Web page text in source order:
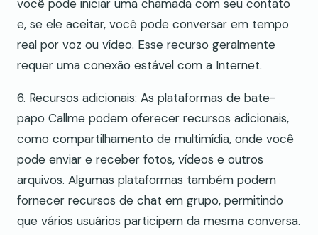
você pode iniciar uma chamada com seu contato
e, se ele aceitar, você pode conversar em tempo
real por voz ou vídeo. Esse recurso geralmente
requer uma conexão estável com a Internet.
6. Recursos adicionais: As plataformas de bate-
papo Callme podem oferecer recursos adicionais,
como compartilhamento de multimídia, onde você
pode enviar e receber fotos, vídeos e outros
arquivos. Algumas plataformas também podem
fornecer recursos de chat em grupo, permitindo
que vários usuários participem da mesma conversa.